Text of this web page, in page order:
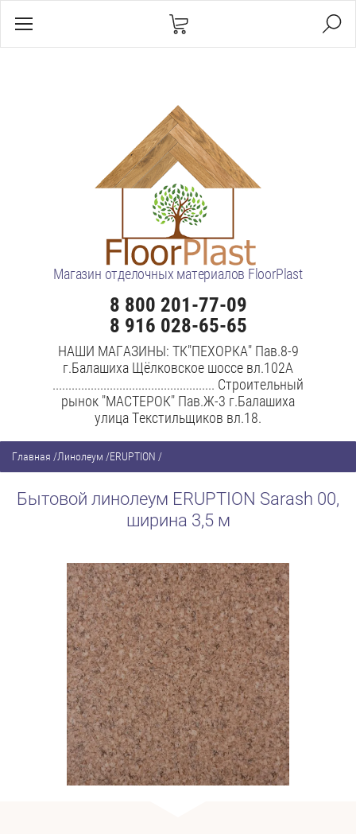
Магазин отделочных материалов FloorPlast
8 800 201-77-09
8 916 028-65-65
НАШИ МАГАЗИНЫ: ТК"ПЕХОРКА" Пав.8-9
г.Балашиха Щёлковское шоссе вл.102А
................................................... Строительный
рынок "МАСТЕРОК" Пав.Ж-3 г.Балашиха
улица Текстильщиков вл.18.
Главная /Линолеум /ERUPTION /
Бытовой линолеум ERUPTION Sarash 00,
ширина 3,5 м